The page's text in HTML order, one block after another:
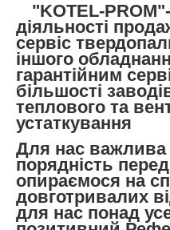
"KOTEL-
діяльності
сервіс
іншого
гарантійним
більшості
теплового та
устаткування
Для нас важлива
порядність
опираємося на
довготривалих
для нас понад